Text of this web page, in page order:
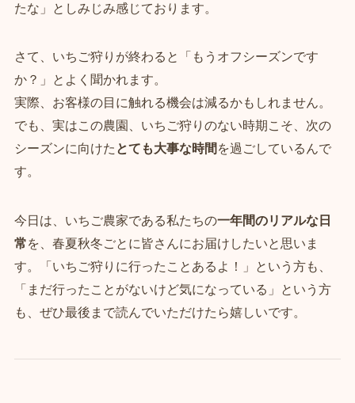
たな」としみじみ感じております。
さて、いちご狩りが終わると「もうオフシーズンです
か？」とよく聞かれます。
実際、お客様の目に触れる機会は減るかもしれません。
でも、実はこの農園、いちご狩りのない時期こそ、次の
シーズンに向けた とても大事な時間 を過ごしているんで
す。
今日は、いちご農家である私たちの一年間のリアルな日
常を、春夏秋冬ごとに皆さんにお届けしたいと思いま
す。「いちご狩りに行ったことあるよ！」という方も、
「まだ行ったことがないけど気になっている」という方
も、ぜひ最後まで読んでいただけたら嬉しいです。